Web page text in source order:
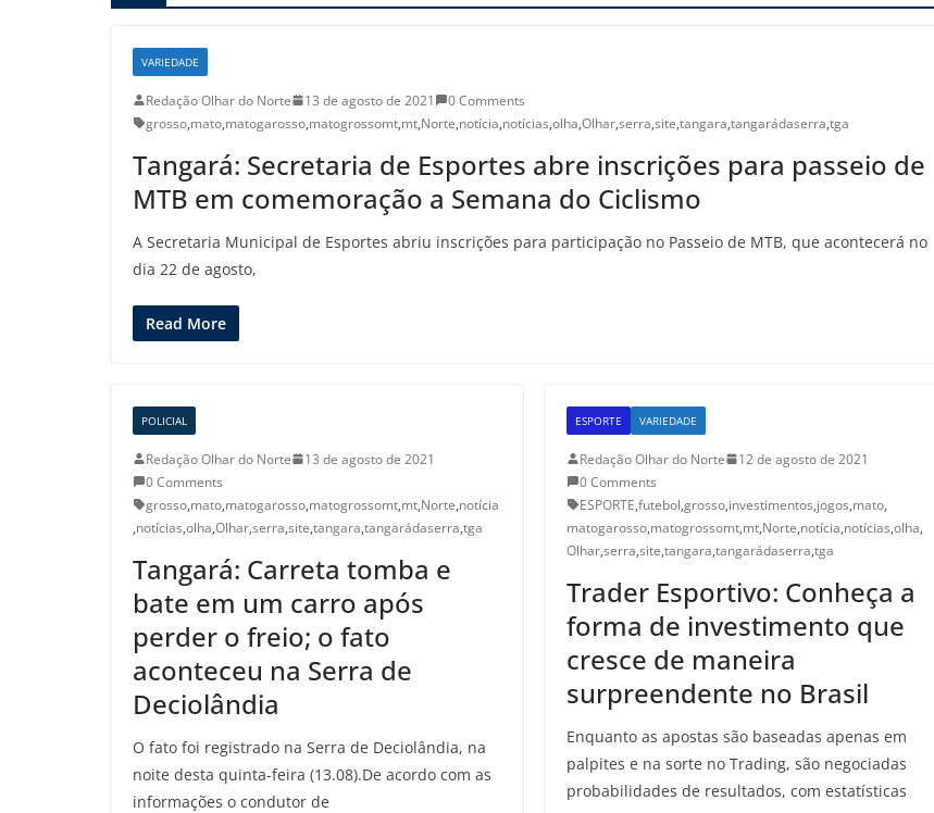
VARIEDADE
Redação Olhar do Norte 13 de agosto de 2021
0 Comments
grosso,mato,matogarosso,matogrossomt,mt,Norte,notícia,notícias,olha,Olhar,serra,site,tangara,tangarádaserra,tga
Tangará: Secretaria de Esportes abre inscrições para passeio de
MTB em comemoração a Semana do Ciclismo
A Secretaria Municipal de Esportes abriu inscrições para participação no Passeio de MTB, que acontecerá no
dia 22 de agosto,
Read More
POLICIAL
Redação Olhar do Norte
13 de agosto de 2021
0 Comments
grosso,mato,matogarosso,matogrossomt,mt,Norte,notícia
,notícias,olha,Olhar,serra,site,tangara,tangarádaserra,tga
Tangará: Carreta tomba e
bate em um carro após
perder o freio; o fato
aconteceu na Serra de
Deciolândia
O fato foi registrado na Serra de Deciolândia, na
noite desta quinta-feira (13.08).De acordo com as
informações o condutor de
ESPORTE VARIEDADE
Redação Olhar do Norte
12 de agosto de 2021
0 Comments
ESPORTE,futebol,grosso,investimentos,jogos,mato,
matogarosso,matogrossomt,mt,Norte,notícia,notícias,olha,
Olhar,serra,site,tangara,tangarádaserra,tga
Trader Esportivo: Conheça a
forma de investimento que
cresce de maneira
surpreendente no Brasil
Enquanto as apostas são baseadas apenas em
palpites e na sorte no Trading, são negociadas
probabilidades de resultados, com estatísticas